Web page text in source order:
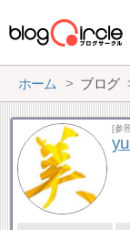
ホーム ブログ
[参